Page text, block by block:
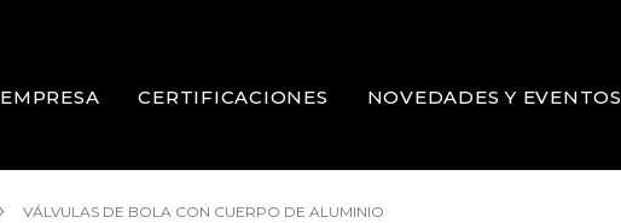
EMPRESA CERTIFICACIONES NOVEDADES Y EVENTOS
VÁLVULAS DE BOLA CON CUERPO DE ALUMINIO